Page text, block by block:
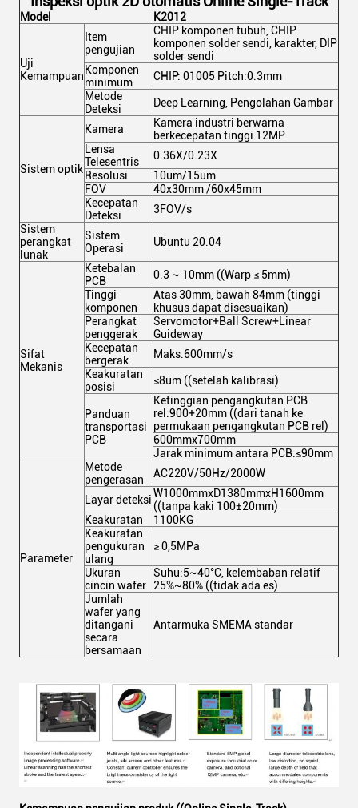
Model K2012
Uji
Kemampuan
Item
pengujian
CHIP komponen tubuh, CHIP
komponen solder sendi, karakter, DIP
solder sendi
Komponen
minimum
CHIP: 01005 Pitch:0.3mm
Metode
Deteksi
Deep Learning, Pengolahan Gambar
Sistem optik
Kamera
Kamera industri berwarna
berkecepatan tinggi 12MP
Lensa
Telesentris
0.36X/0.23X
Resolusi
10um/15um
FOV
40x30mm /60x45mm
Kecepatan
Deteksi
3FOV/s
Sistem
perangkat
lunak
Sistem
Operasi
Ubuntu 20.04
Sifat
Mekanis
Ketebalan
PCB
0.3 ~ 10mm ((Warp ≤ 5mm)
Tinggi
komponen
Atas 30mm, bawah 84mm (tinggi
khusus dapat disesuaikan)
Perangkat
penggerak
Servomotor+Ball Screw+Linear
Guideway
Kecepatan
bergerak
Maks.600mm/s
Keakuratan
posisi
≤8um ((setelah kalibrasi)
Panduan
transportasi
PCB
Ketinggian pengangkutan PCB
rel:900+20mm ((dari tanah ke
permukaan pengangkutan PCB rel)
600mmx700mm
Jarak minimum antara PCB:≤90mm
Parameter
Metode
pengerasan
AC220V/50Hz/2000W
Layar deteksiW1000mmxD1380mmxH1600mm
((tanpa kaki 100±20mm)
Keakuratan
1100KG
Keakuratan
pengukuran
ulang
≥ 0,5MPa
Ukuran
cincin wafer
Suhu:5~40°C, kelembaban relatif
25%~80% ((tidak ada es)
Jumlah
wafer yang
ditangani
secara
bersamaan
Antarmuka SMEMA standar